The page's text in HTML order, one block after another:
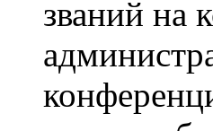
званий на